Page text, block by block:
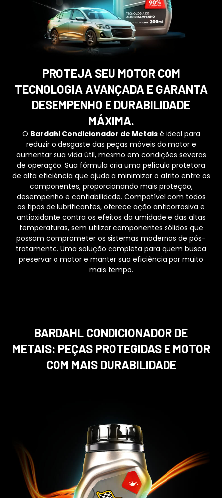
PROTEJA SEU MOTOR COM
TECNOLOGIA AVANÇADA E GARANTA
DESEMPENHO E DURABILIDADE
MÁXIMA.
O Bardahl Condicionador de Metaisé ideal para
reduzir o desgaste das peças móveis do motor e
aumentar sua vida útil, mesmo em condições severas
de operação. Sua fórmula cria uma película protetora
de alta eficiência que ajuda a minimizar o atrito entre os
componentes, proporcionando mais proteção,
desempenho e confiabilidade. Compatível com todos
os tipos de lubrificantes, oferece ação anticorrosiva e
antioxidante contra os efeitos da umidade e das altas
temperaturas, sem utilizar componentes sólidos que
possam comprometer os sistemas modernos de pós-
tratamento. Uma solução completa para quem busca
preservar o motor e manter sua eficiência por muito
mais tempo.
BARDAHL CONDICIONADOR DE
METAIS: PEÇAS PROTEGIDAS E MOTOR
COM MAIS DURABILIDADE